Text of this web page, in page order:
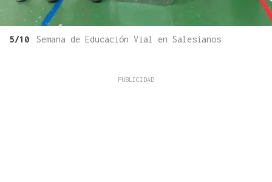
5/10 Semana de Educación Vial en Salesianos